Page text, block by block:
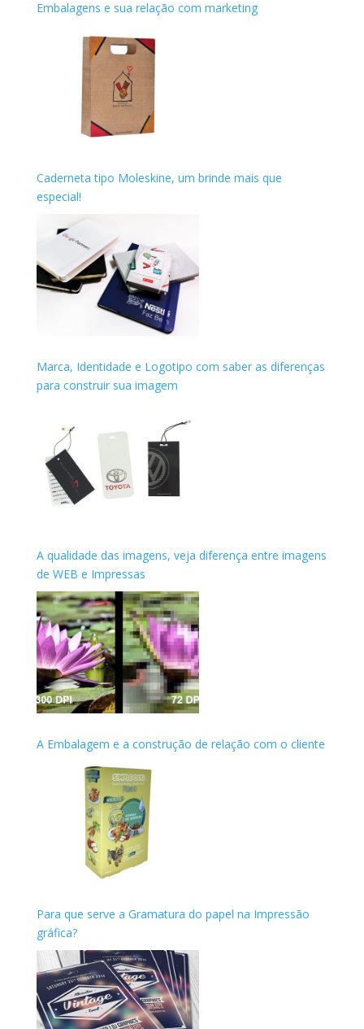
Embalagens e sua relação com marketing
Caderneta tipo Moleskine, um brinde mais que
especial!
Marca, Identidade e Logotipo com saber as diferenças
para construir sua imagem
A qualidade das imagens, veja diferença entre imagens
de WEB e Impressas
A Embalagem e a construção de relação com o cliente
Para que serve a Gramatura do papel na Impressão
gráfica?